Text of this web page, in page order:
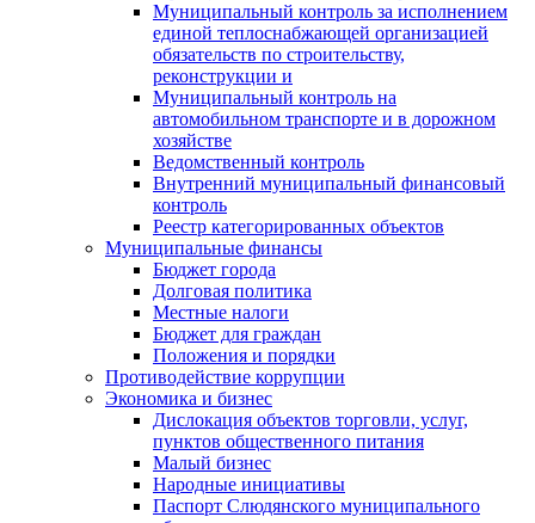
Муниципальный контроль за исполнением
единой теплоснабжающей организацией
обязательств по строительству,
реконструкции и
Муниципальный контроль на
автомобильном транспорте и в дорожном
хозяйстве
Ведомственный контроль
Внутренний муниципальный финансовый
контроль
Реестр категорированных объектов
Муниципальные финансы
Бюджет города
Долговая политика
Местные налоги
Бюджет для граждан
Положения и порядки
Противодействие коррупции
Экономика и бизнес
Дислокация объектов торговли, услуг,
пунктов общественного питания
Малый бизнес
Народные инициативы
Паспорт Слюдянского муниципального